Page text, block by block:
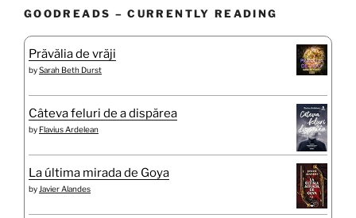
GOODREADS – CURRENTLY READING
Prăvălia de vrăji
bySarah Beth Durst
Câteva feluri de a dispărea
by Flavius Ardelean
La última mirada de Goya
by Javier Alandes